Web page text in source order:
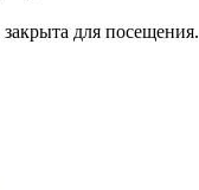
для посещения.